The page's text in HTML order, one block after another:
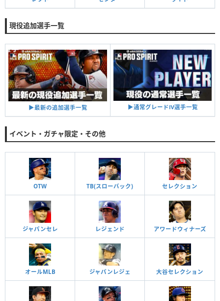
現役追加選手一覧
▶︎最新の追加選手一覧 ▶︎通常グレードⅣ選手一覧
イベント・ガチャ限定・その他
OTW TB(スローバック) セレクション
ジャパンセレ レジェンド アワードウィナーズ
オールMLB ジャパンレジェ 大谷セレクション